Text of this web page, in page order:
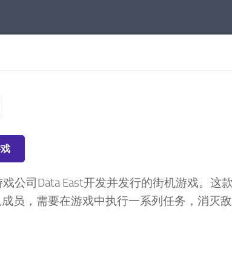
公司Data East开发并发行的街机游戏。这
员，需要在游戏中执行一系列任务，消灭